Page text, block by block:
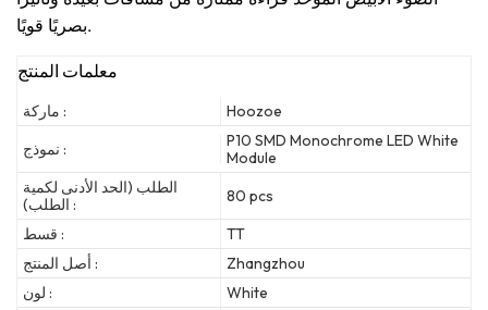
بصريًا قويًا.
معلمات المنتج
ماركة :
Hoozoe
نموذج :
P10 SMD Monochrome LED White
Module
الطلب (الحد الأدنى لكمية
الطلب) :
80 pcs
قسط :
TT
أصل المنتج :
Zhangzhou
لون :
White